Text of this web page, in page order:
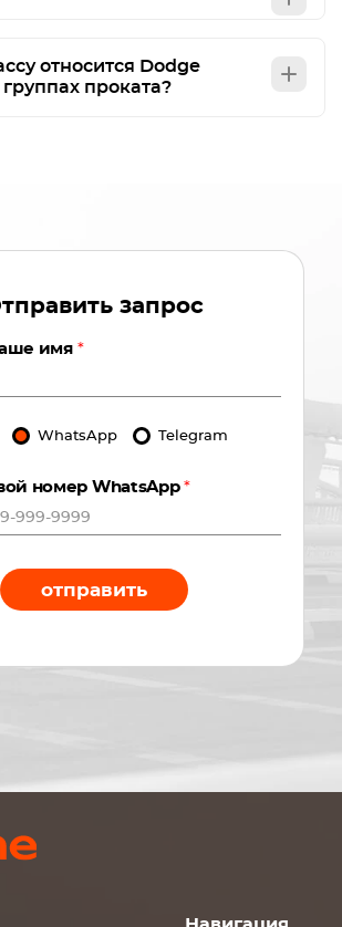
относится Dodge
проката?
запрос
имя *
WhatsApp Telegram
номер WhatsApp*
отправить